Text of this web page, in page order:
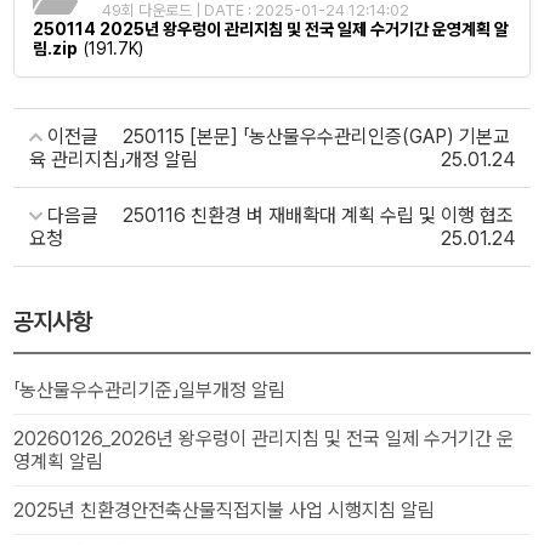
공지사항
「농산물우수관리기준」일부개정 알림
20260126_2026년 왕우렁이 관리지침 및 전국 일제 수거기간 운
영계획 알림
2025년 친환경안전축산물직접지불 사업 시행지침 알림
250114 2025년 왕우렁이 관리지침 및 전국 일제 수거기간 운영계획 알
림.zip (191.7K)
49회 다운로드 | DATE : 2025-01-24 12:14:02
이전글
250115 [본문] 「농산물우수관리인증(GAP) 기본교
육 관리지침」개정 알림
25.01.24
다음글
250116 친환경 벼 재배확대 계획 수립 및 이행 협조
요청
25.01.24